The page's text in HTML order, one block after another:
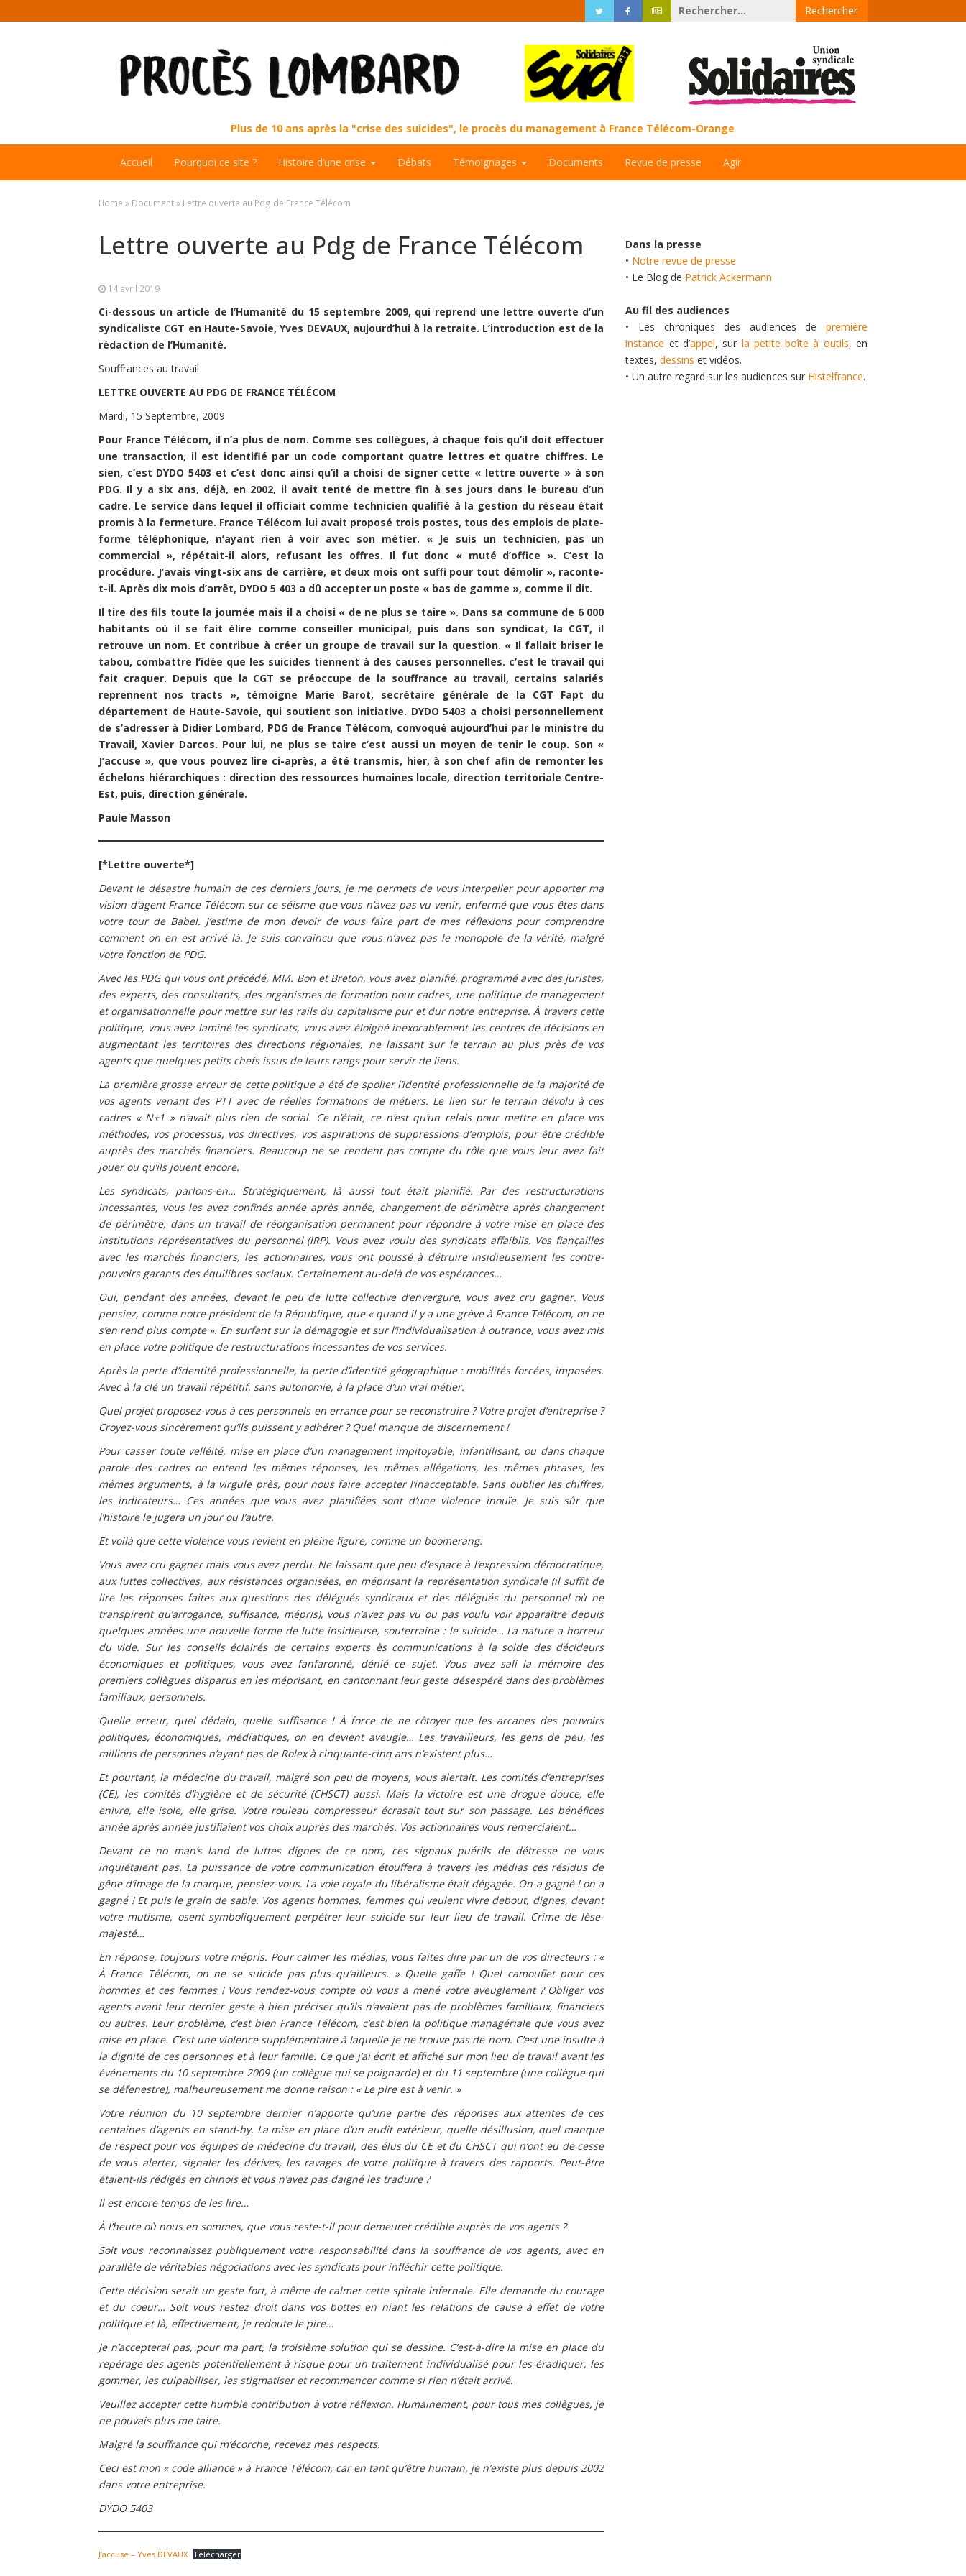
Rechercher :
Plus de 10 ans après la "crise des suicides", le procès du management à France Télécom-Orange
Accueil Pourquoi ce site ? Histoire d’une crise Débats Témoignages Documents Revue de presse Agir
Home » Document» Lettre ouverte au Pdg de France Télécom
Lettre ouverte au Pdg de France Télécom
14 avril 2019
Ci-dessous un article de l’Humanité du 15 septembre 2009, qui reprend une lettre ouverte d’un
syndicaliste CGT en Haute-Savoie, Yves DEVAUX, aujourd’hui à la retraite. L’introduction est de la
rédaction de l’Humanité.
Souffrances au travail
LETTRE OUVERTE AU PDG DE FRANCE TÉLÉCOM
Mardi, 15 Septembre, 2009
Pour France Télécom, il n’a plus de nom. Comme ses collègues, à chaque fois qu’il doit effectuer
une transaction, il est identifié par un code comportant quatre lettres et quatre chiffres. Le
sien, c’est DYDO 5403 et c’est donc ainsi qu’il a choisi de signer cette « lettre ouverte » à son
PDG. Il y a six ans, déjà, en 2002, il avait tenté de mettre fin à ses jours dans le bureau d’un
cadre. Le service dans lequel il officiait comme technicien qualifié à la gestion du réseau était
promis à la fermeture. France Télécom lui avait proposé trois postes, tous des emplois de plate-
forme téléphonique, n’ayant rien à voir avec son métier. « Je suis un technicien, pas un
commercial », répétait-il alors, refusant les offres. Il fut donc « muté d’office ». C’est la
procédure. J’avais vingt-six ans de carrière, et deux mois ont suffi pour tout démolir », raconte-
t-il. Après dix mois d’arrêt, DYDO 5 403 a dû accepter un poste « bas de gamme », comme il dit.
Il tire des fils toute la journée mais il a choisi « de ne plus se taire ». Dans sa commune de 6 000
habitants où il se fait élire comme conseiller municipal, puis dans son syndicat, la CGT, il
retrouve un nom. Et contribue à créer un groupe de travail sur la question. « Il fallait briser le
tabou, combattre l’idée que les suicides tiennent à des causes personnelles. c’est le travail qui
fait craquer. Depuis que la CGT se préoccupe de la souffrance au travail, certains salariés
reprennent nos tracts », témoigne Marie Barot, secrétaire générale de la CGT Fapt du
département de Haute-Savoie, qui soutient son initiative. DYDO 5403 a choisi personnellement
de s’adresser à Didier Lombard, PDG de France Télécom, convoqué aujourd’hui par le ministre du
Travail, Xavier Darcos. Pour lui, ne plus se taire c’est aussi un moyen de tenir le coup. Son «
J’accuse », que vous pouvez lire ci-après, a été transmis, hier, à son chef afin de remonter les
échelons hiérarchiques : direction des ressources humaines locale, direction territoriale Centre-
Est, puis, direction générale.
Paule Masson
[*Lettre ouverte*]
Devant le désastre humain de ces derniers jours, je me permets de vous interpeller pour apporter ma
vision d’agent France Télécom sur ce séisme que vous n’avez pas vu venir, enfermé que vous êtes dans
votre tour de Babel. J’estime de mon devoir de vous faire part de mes réflexions pour comprendre
comment on en est arrivé là. Je suis convaincu que vous n’avez pas le monopole de la vérité, malgré
votre fonction de PDG.
Avec les PDG qui vous ont précédé, MM. Bon et Breton, vous avez planifié, programmé avec des juristes,
des experts, des consultants, des organismes de formation pour cadres, une politique de management
et organisationnelle pour mettre sur les rails du capitalisme pur et dur notre entreprise. À travers cette
politique, vous avez laminé les syndicats, vous avez éloigné inexorablement les centres de décisions en
augmentant les territoires des directions régionales, ne laissant sur le terrain au plus près de vos
agents que quelques petits chefs issus de leurs rangs pour servir de liens.
La première grosse erreur de cette politique a été de spolier l’identité professionnelle de la majorité de
vos agents venant des PTT avec de réelles formations de métiers. Le lien sur le terrain dévolu à ces
cadres « N+1 » n’avait plus rien de social. Ce n’était, ce n’est qu’un relais pour mettre en place vos
méthodes, vos processus, vos directives, vos aspirations de suppressions d’emplois, pour être crédible
auprès des marchés financiers. Beaucoup ne se rendent pas compte du rôle que vous leur avez fait
jouer ou qu’ils jouent encore.
Les syndicats, parlons-en… Stratégiquement, là aussi tout était planifié. Par des restructurations
incessantes, vous les avez confinés année après année, changement de périmètre après changement
de périmètre, dans un travail de réorganisation permanent pour répondre à votre mise en place des
institutions représentatives du personnel (lRP). Vous avez voulu des syndicats affaiblis. Vos fiançailles
avec les marchés financiers, les actionnaires, vous ont poussé à détruire insidieusement les contre-
pouvoirs garants des équilibres sociaux. Certainement au-delà de vos espérances…
Oui, pendant des années, devant le peu de lutte collective d’envergure, vous avez cru gagner. Vous
pensiez, comme notre président de la République, que « quand il y a une grève à France Télécom, on ne
s’en rend plus compte ». En surfant sur la démagogie et sur l’individualisation à outrance, vous avez mis
en place votre politique de restructurations incessantes de vos services.
Après la perte d’identité professionnelle, la perte d’identité géographique : mobilités forcées, imposées.
Avec à la clé un travail répétitif, sans autonomie, à la place d’un vrai métier.
Quel projet proposez-vous à ces personnels en errance pour se reconstruire ? Votre projet d’entreprise ?
Croyez-vous sincèrement qu’ils puissent y adhérer ? Quel manque de discernement !
Pour casser toute velléité, mise en place d’un management impitoyable, infantilisant, ou dans chaque
parole des cadres on entend les mêmes réponses, les mêmes allégations, les mêmes phrases, les
mêmes arguments, à la virgule près, pour nous faire accepter l’inacceptable. Sans oublier les chiffres,
les indicateurs… Ces années que vous avez planifiées sont d’une violence inouïe. Je suis sûr que
l’histoire le jugera un jour ou l’autre.
Et voilà que cette violence vous revient en pleine figure, comme un boomerang.
Vous avez cru gagner mais vous avez perdu. Ne laissant que peu d’espace à l’expression démocratique,
aux luttes collectives, aux résistances organisées, en méprisant la représentation syndicale (il suffit de
lire les réponses faites aux questions des délégués syndicaux et des délégués du personnel où ne
transpirent qu’arrogance, suffisance, mépris), vous n’avez pas vu ou pas voulu voir apparaître depuis
quelques années une nouvelle forme de lutte insidieuse, souterraine : le suicide… La nature a horreur
du vide. Sur les conseils éclairés de certains experts ès communications à la solde des décideurs
économiques et politiques, vous avez fanfaronné, dénié ce sujet. Vous avez sali la mémoire des
premiers collègues disparus en les méprisant, en cantonnant leur geste désespéré dans des problèmes
familiaux, personnels.
Quelle erreur, quel dédain, quelle suffisance ! À force de ne côtoyer que les arcanes des pouvoirs
politiques, économiques, médiatiques, on en devient aveugle… Les travailleurs, les gens de peu, les
millions de personnes n’ayant pas de Rolex à cinquante-cinq ans n’existent plus…
Et pourtant, la médecine du travail, malgré son peu de moyens, vous alertait. Les comités d’entreprises
(CE), les comités d’hygiène et de sécurité (CHSCT) aussi. Mais la victoire est une drogue douce, elle
enivre, elle isole, elle grise. Votre rouleau compresseur écrasait tout sur son passage. Les bénéfices
année après année justifiaient vos choix auprès des marchés. Vos actionnaires vous remerciaient…
Devant ce no man’s land de luttes dignes de ce nom, ces signaux puérils de détresse ne vous
inquiétaient pas. La puissance de votre communication étouffera à travers les médias ces résidus de
gêne d’image de la marque, pensiez-vous. La voie royale du libéralisme était dégagée. On a gagné ! on a
gagné ! Et puis le grain de sable. Vos agents hommes, femmes qui veulent vivre debout, dignes, devant
votre mutisme, osent symboliquement perpétrer leur suicide sur leur lieu de travail. Crime de lèse-
majesté…
En réponse, toujours votre mépris. Pour calmer les médias, vous faites dire par un de vos directeurs : «
À France Télécom, on ne se suicide pas plus qu’ailleurs. » Quelle gaffe ! Quel camouflet pour ces
hommes et ces femmes ! Vous rendez-vous compte où vous a mené votre aveuglement ? Obliger vos
agents avant leur dernier geste à bien préciser qu’ils n’avaient pas de problèmes familiaux, financiers
ou autres. Leur problème, c’est bien France Télécom, c’est bien la politique managériale que vous avez
mise en place. C’est une violence supplémentaire à laquelle je ne trouve pas de nom. C’est une insulte à
la dignité de ces personnes et à leur famille. Ce que j’ai écrit et affiché sur mon lieu de travail avant les
événements du 10 septembre 2009 (un collègue qui se poignarde) et du 11 septembre (une collègue qui
se défenestre), malheureusement me donne raison : « Le pire est à venir. »
Votre réunion du 10 septembre dernier n’apporte qu’une partie des réponses aux attentes de ces
centaines d’agents en stand-by. La mise en place d’un audit extérieur, quelle désillusion, quel manque
de respect pour vos équipes de médecine du travail, des élus du CE et du CHSCT qui n’ont eu de cesse
de vous alerter, signaler les dérives, les ravages de votre politique à travers des rapports. Peut-être
étaient-ils rédigés en chinois et vous n’avez pas daigné les traduire ?
Il est encore temps de les lire…
À l’heure où nous en sommes, que vous reste-t-il pour demeurer crédible auprès de vos agents ?
Soit vous reconnaissez publiquement votre responsabilité dans la souffrance de vos agents, avec en
parallèle de véritables négociations avec les syndicats pour infléchir cette politique.
Cette décision serait un geste fort, à même de calmer cette spirale infernale. Elle demande du courage
et du coeur… Soit vous restez droit dans vos bottes en niant les relations de cause à effet de votre
politique et là, effectivement, je redoute le pire…
Je n’accepterai pas, pour ma part, la troisième solution qui se dessine. C’est-à-dire la mise en place du
repérage des agents potentiellement à risque pour un traitement individualisé pour les éradiquer, les
gommer, les culpabiliser, les stigmatiser et recommencer comme si rien n’était arrivé.
Veuillez accepter cette humble contribution à votre réflexion. Humainement, pour tous mes collègues, je
ne pouvais plus me taire.
Malgré la souffrance qui m’écorche, recevez mes respects.
Ceci est mon « code alliance » à France Télécom, car en tant qu’être humain, je n’existe plus depuis 2002
dans votre entreprise.
DYDO 5403
J’accuse – Yves DEVAUX Télécharger
Dans la presse
• Notre revue de presse
• Le Blog de Patrick Ackermann
Au fil des audiences
• Les chroniques des audiences de première
instance et d’appel, sur la petite boîte à outils, en
textes,dessins et vidéos.
• Un autre regard sur les audiences sur Histelfrance.